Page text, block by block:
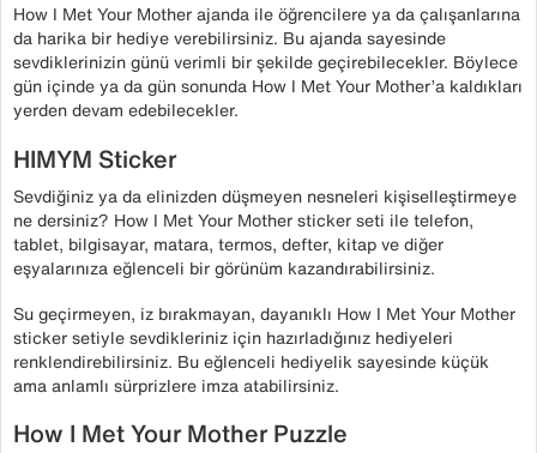
How I Met Your Mother ajanda ile öğrencilere ya da çalışanlarına
da harika bir hediye verebilirsiniz. Bu ajanda sayesinde
sevdiklerinizin günü verimli bir şekilde geçirebilecekler. Böylece
gün içinde ya da gün sonunda How I Met Your Mother’a kaldıkları
yerden devam edebilecekler.
HIMYM Sticker
Sevdiğiniz ya da elinizden düşmeyen nesneleri kişiselleştirmeye
ne dersiniz? How I Met Your Mother sticker seti ile telefon,
tablet, bilgisayar, matara, termos, defter, kitap ve diğer
eşyalarınıza eğlenceli bir görünüm kazandırabilirsiniz.
Su geçirmeyen, iz bırakmayan, dayanıklı How I Met Your Mother
sticker setiyle sevdikleriniz için hazırladığınız hediyeleri
renklendirebilirsiniz. Bu eğlenceli hediyelik sayesinde küçük
ama anlamlı sürprizlere imza atabilirsiniz.
How I Met Your Mother Puzzle